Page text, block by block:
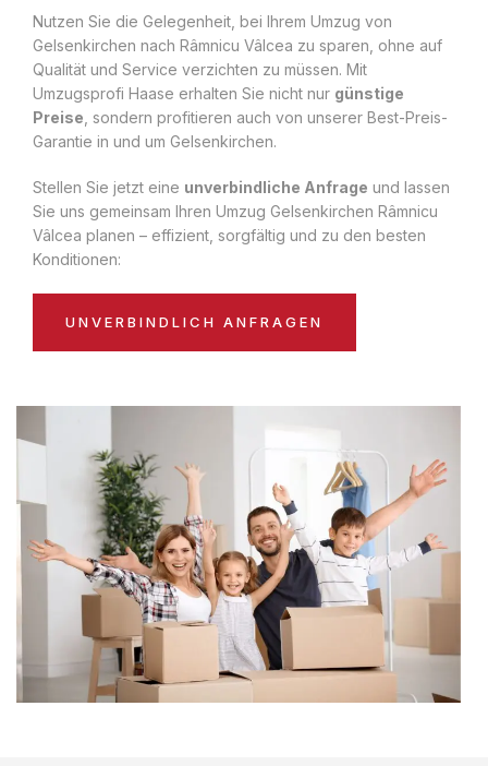
Nutzen Sie die Gelegenheit, bei Ihrem Umzug von
Gelsenkirchen nach Râmnicu Vâlcea zu sparen, ohne auf
Qualität und Service verzichten zu müssen. Mit
Umzugsprofi Haase erhalten Sie nicht nur günstige
Preise , sondern profitieren auch von unserer Best-Preis-
Garantie in und um Gelsenkirchen.
Stellen Sie jetzt eine unverbindliche Anfrage und lassen
Sie uns gemeinsam Ihren Umzug Gelsenkirchen Râmnicu
Vâlcea planen – effizient, sorgfältig und zu den besten
Konditionen:
UNVERBINDLICH ANFRAGEN